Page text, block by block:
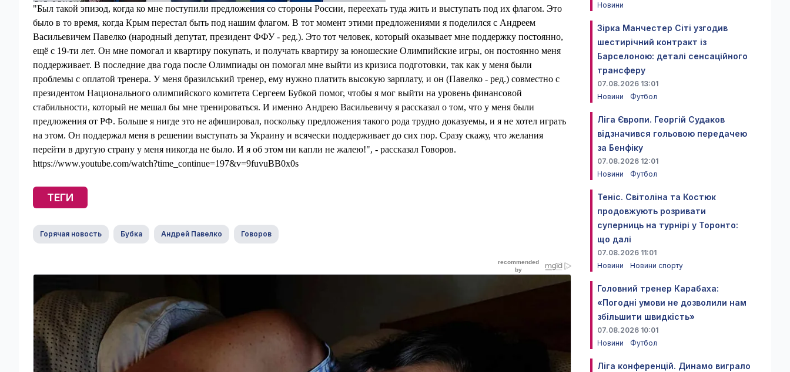
"Был такой эпизод, когда ко мне поступили предложения со стороны России, переехать туда жить и выступать под их флагом. Это
было в то время, когда Крым перестал быть под нашим флагом. В тот момент этими предложениями я поделился с Андреем
Васильевичем Павелко (народный депутат, президент ФФУ - ред.). Это тот человек, который оказывает мне поддержку постоянно,
ещё с 19-ти лет. Он мне помогал и квартиру покупать, и получать квартиру за юношеские Олимпийские игры, он постоянно меня
поддерживает. В последние два года после Олимпиады он помогал мне выйти из кризиса подготовки, так как у меня были
проблемы с оплатой тренера. У меня бразилський тренер, ему нужно платить высокую зарплату, и он (Павелко - ред.) совместно с
президентом Национального олимпийского комитета Сергеем Бубкой помог, чтобы я мог выйти на уровень финансовой
стабильности, который не мешал бы мне тренироваться. И именно Андрею Васильевичу я рассказал о том, что у меня были
предложения от РФ. Больше я нигде это не афишировал, поскольку предложения такого рода трудно доказуемы, и я не хотел играть
на этом. Он поддержал меня в решении выступать за Украину и всячески поддерживает до сих пор. Сразу скажу, что желания
перейти в другую страну у меня никогда не было. И я об этом ни капли не жалею!", - рассказал Говоров.
https://www.youtube.com/watch?time_continue=197&v=9fuvuBB0x0s
ТЕГИ
Горячая новость Бубка Андрей Павелко Говоров
Новини
Зірка Манчестер Сіті узгодив
шестирічний контракт із
Барселоною: деталі сенсаційного
трансферу
07.08.2026 13:01
Новини
Футбол
Ліга Європи. Георгій Судаков
відзначився гольовою передачею
за Бенфіку
07.08.2026 12:01
Новини
Футбол
Теніс. Світоліна та Костюк
продовжують розривати
суперниць на турнірі у Торонто:
що далі
07.08.2026 11:01
Новини
Новини спорту
Головний тренер Карабаха:
«Погодні умови не дозволили нам
збільшити швидкість»
07.08.2026 10:01
Новини
Футбол
Ліга конференцій. Динамо виграло